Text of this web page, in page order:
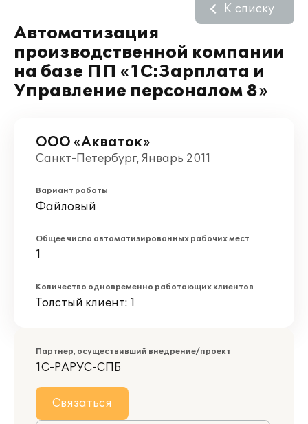
Автоматизация
производственной компании
на базе ПП «1С:Зарплата и
Управление персоналом 8»
К списку
ООО «Акваток»
Санкт-Петербург, Январь 2011
Вариант работы
Файловый
Общее число автоматизированных рабочих мест
1
Количество одновременно работающих клиентов
Толстый клиент: 1
Партнер, осуществивший внедрение/проект
1С-РАРУС-СПБ
Связаться